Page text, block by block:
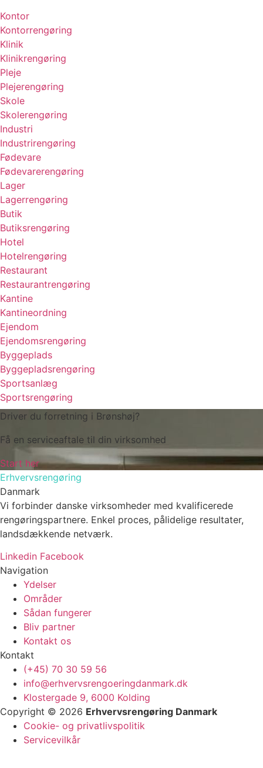
Kontor
Kontorrengøring
Klinik
Klinikrengøring
Pleje
Plejerengøring
Skole
Skolerengøring
Industri
Industrirengøring
Fødevare
Fødevarerengøring
Lager
Lagerrengøring
Butik
Butiksrengøring
Hotel
Hotelrengøring
Restaurant
Restaurantrengøring
Kantine
Kantineordning
Ejendom
Ejendomsrengøring
Byggeplads
Byggepladsrengøring
Sportsanlæg
Sportsrengøring
Driver du forretning i Brønshøj?
Få en serviceaftale til din virksomhed
Start her
Erhvervsrengøring
Danmark
Vi forbinder danske virksomheder med kvalificerede
rengøringspartnere. Enkel proces, pålidelige resultater,
landsdækkende netværk.
Linkedin Facebook
Navigation
Ydelser
Områder
Sådan fungerer
Bliv partner
Kontakt os
Kontakt
(+45) 70 30 59 56
info@erhvervsrengoeringdanmark.dk
Klostergade 9, 6000 Kolding
Copyright © 2026 Erhvervsrengøring Danmark
Cookie- og privatlivspolitik
Servicevilkår